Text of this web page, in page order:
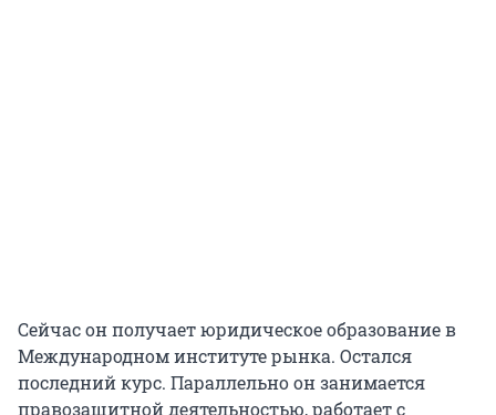
Сейчас он получает юридическое образование в
Международном институте рынка. Остался
последний курс. Параллельно он занимается
правозащитной деятельностью, работает с